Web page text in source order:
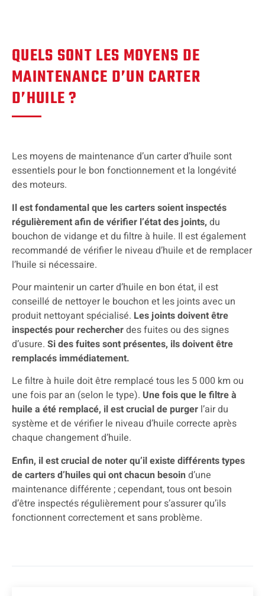
QUELS SONT LES MOYENS DE
MAINTENANCE D’UN CARTER
D’HUILE ?
Les moyens de maintenance d’un carter d’huile sont
essentiels pour le bon fonctionnement et la longévité
des moteurs.
Il est fondamental que les carters soient inspectés
régulièrement afin de vérifier l’état des joints, du
bouchon de vidange et du filtre à huile. Il est également
recommandé de vérifier le niveau d’huile et de remplacer
l’huile si nécessaire.
Pour maintenir un carter d’huile en bon état, il est
conseillé de nettoyer le bouchon et les joints avec un
produit nettoyant spécialisé. Les joints doivent être
inspectés pour rechercherdes fuites ou des signes
d’usure. Si des fuites sont présentes, ils doivent être
remplacés immédiatement.
Le filtre à huile doit être remplacé tous les 5 000 km ou
une fois par an (selon le type). Une fois que le filtre à
huile a été remplacé, il est crucial de purger l’air du
système et de vérifier le niveau d’huile correcte après
chaque changement d’huile.
Enfin, il est crucial de noter qu’il existe différents types
de carters d’huiles qui ont chacun besoin d’une
maintenance différente ; cependant, tous ont besoin
d’être inspectés régulièrement pour s’assurer qu’ils
fonctionnent correctement et sans problème.